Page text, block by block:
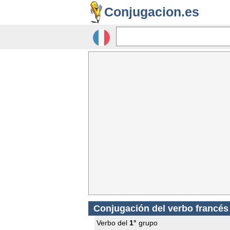
Conjugacion.es
Conjugación del verbo francés
Verbo del 1° grupo